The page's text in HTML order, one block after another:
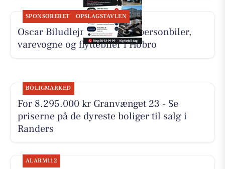
SPONSORERET OPSLAGSTAVLEN
Oscar Biludlejning tilbyder personbiler,
varevogne og flyttebiler i Hobro
BOLIGMARKED
For 8.295.000 kr Granvænget 23 - Se
priserne på de dyreste boliger til salg i
Randers
ALARM112